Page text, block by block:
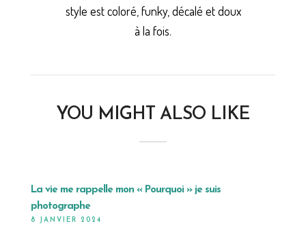
style est coloré, funky, décalé et doux
à la fois.
YOU MIGHT ALSO LIKE
La vie me rappelle mon « Pourquoi » je suis
photographe
8 JANVIER 2024